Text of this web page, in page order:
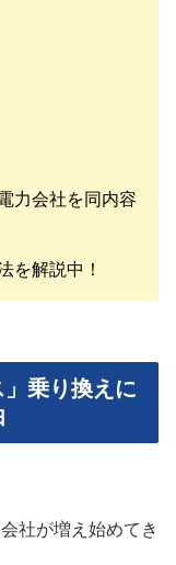
力会社を同内容
を解説中！
」乗り換えに
社が増え始めてき